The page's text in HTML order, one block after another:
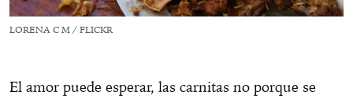
LORENA C M / FLICKR
El amor puede esperar, las carnitas no porque se